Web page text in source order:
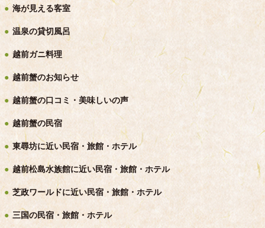
海が見える客室
温泉の貸切風呂
越前ガニ料理
越前蟹のお知らせ
越前蟹の口コミ・美味しいの声
越前蟹の民宿
東尋坊に近い民宿・旅館・ホテル
越前松島水族館に近い民宿・旅館・ホテル
芝政ワールドに近い民宿・旅館・ホテル
三国の民宿・旅館・ホテル